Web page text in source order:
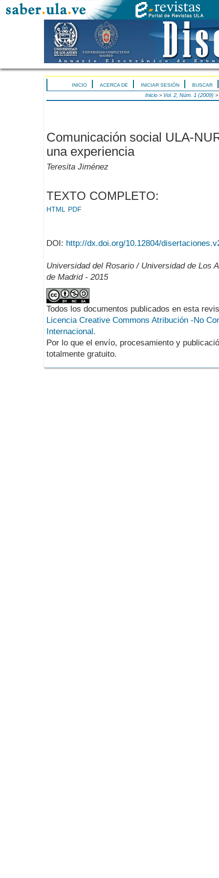
INICIO ACERCA DE INICIAR SESIÓN BUSCAR
Inicio > Vol. 2, Núm. 1 (2009) >
Comunicación social ULA-
una experiencia
Teresita Jiménez
TEXTO COMPLETO:
HTML PDF
DOI: http://dx.doi.org/10.12804/
Universidad del Rosario / Universidad de Los
de Madrid - 2015
Todos los documentos publicados en esta
Licencia Creative Commons Atribución -No
Internacional.
Por lo que el envío, procesamiento y
totalmente gratuito.